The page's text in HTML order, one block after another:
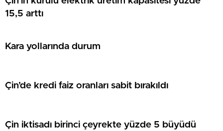
15,5 arttı
Kara yollarında durum
Çin’de kredi faiz oranları sabit bırakıldı
Çin iktisadı birinci çeyrekte yüzde 5 büyüdü